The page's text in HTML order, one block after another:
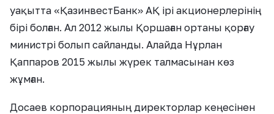
уақытта «ҚазинвестБанк» АҚ ірі акционерлерінің
бірі болған. Ал 2012 жылы Қоршаған ортаны қорғау
министрі болып сайланды. Алайда Нұрлан
Қаппаров 2015 жылы жүрек талмасынан көз
жұмған.
Досаев корпорацияның директорлар кеңесінен